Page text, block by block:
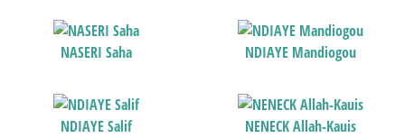
NASERI Saha NDIAYE Mandiogou
NDIAYE Salif NENECK Allah-Kauis